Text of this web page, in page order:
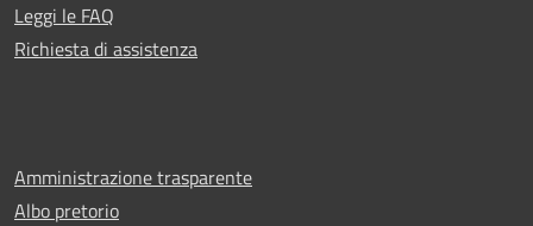
Leggi le FAQ
Richiesta di assistenza
Amministrazione trasparente
Albo pretorio